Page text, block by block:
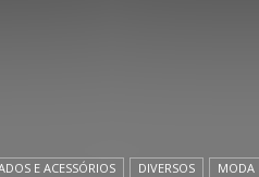
E ACESSÓRIOS DIVERSOS MODA